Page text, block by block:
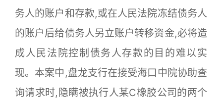
务人的账户和存款,或在人民法院冻结债务人
的账户后给债务人另立账户转移资金,必将造
成人民法院控制债务人存款的目的难以实
现。本案中,盘龙支行在接受海口中院协助查
询请求时,隐瞒被执行人某C橡胶公司的两个